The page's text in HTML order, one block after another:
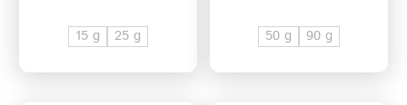
15 g 25 g 50 g 90 g